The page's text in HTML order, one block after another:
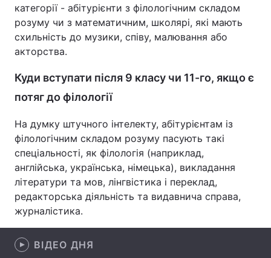
Цікавинки Погода
Екологія Регіони
Відео з Youtube
Інтерв'ю Думки
Архів Вакансії
Контакти
Послуги
категорії - абітурієнти з філологічним складом
розуму чи з математичним, школярі, які мають
схильність до музики, співу, малювання або
акторства.
Куди вступати після 9 класу чи 11-го, якщо є
потяг до філології
На думку штучного інтелекту, абітурієнтам із
філологічним складом розуму пасують такі
спеціальності, як філологія (наприклад,
англійська, українська, німецька), викладання
літератури та мов, лінгвістика і переклад,
редакторська діяльність та видавнича справа,
журналістика.
ВІДЕО ДНЯ